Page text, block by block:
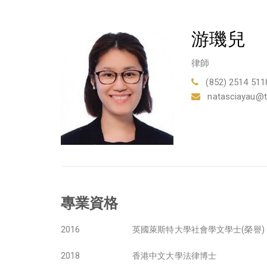
游璣兒
律師
(852) 2514
專業資格
2016 英國萊斯特大學社會學文學士(榮譽)
2018 香港中文大學法律博士